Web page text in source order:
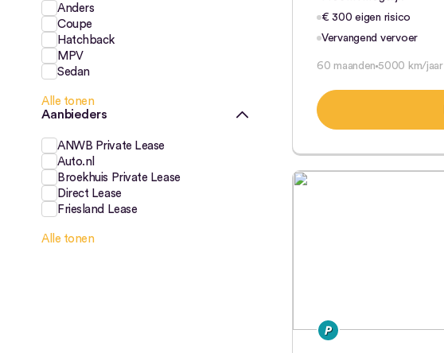
Anders
Coupe
Hatchback
MPV
Sedan
Alle tonen
Aanbieders
ANWB Private Lease
Auto.nl
Broekhuis Private Lease
Direct Lease
Friesland Lease
Alle tonen
€ 300 eigen risico
Vervangend vervoer
60 maanden 5000 km/jaar